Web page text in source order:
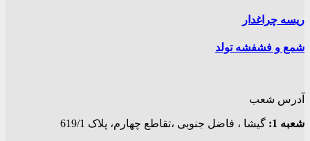
ریسه چراغدار
شمع و فشفشه تولد
آدرس شعب
شعبه 1: گيشا ، فاضل جنوبی ،تقاطع چهارم، پلاک 619/1